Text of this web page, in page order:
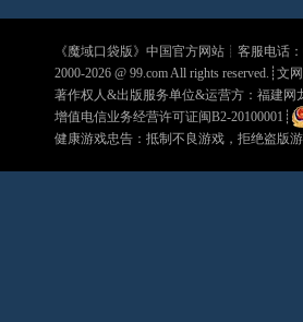
《魔域口袋版》中国官方网站┊客服电话
2000-2026 @ 99.comAll rights reserved.┊文
著作权人&出版服务单位&运营方：福建网
增值电信业务经营许可证闽B2-20100001 ┊
健康游戏忠告：抵制不良游戏，拒绝盗版